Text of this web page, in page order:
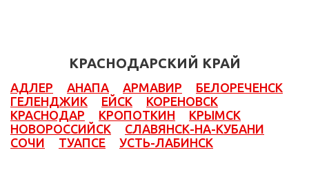
КРАСНОДАРСКИЙ КРАЙ
АДЛЕР АНАПА АРМАВИР
БЕЛОРЕЧЕНСК
ГЕЛЕНДЖИК
ЕЙСК
КОРЕНОВСК
КРАСНОДАР
КРОПОТКИН
КРЫМСК
НОВОРОССИЙСК
СЛАВЯНСК-НА-КУБАНИ
СОЧИ
ТУАПСЕ УСТЬ-ЛАБИНСК